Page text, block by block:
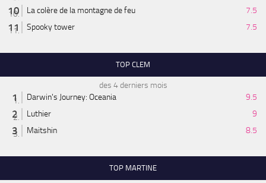
La colère de la montagne de feu
7.5
Spooky tower
7.5
TOP CLEM
des 4 derniers mois
Darwin's Journey: Oceania
9.5
Luthier
9
Maitshin
8.5
TOP MARTINE